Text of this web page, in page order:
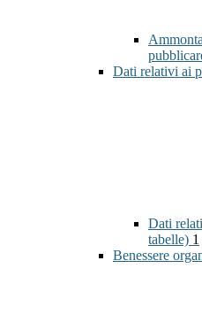
Dati relativi ai
Dati
tabelle) 1
Benessere